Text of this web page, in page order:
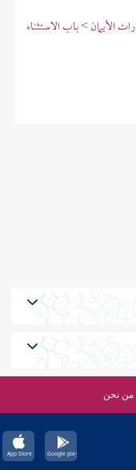
الأيمان > باب الاستثناء
من نحن